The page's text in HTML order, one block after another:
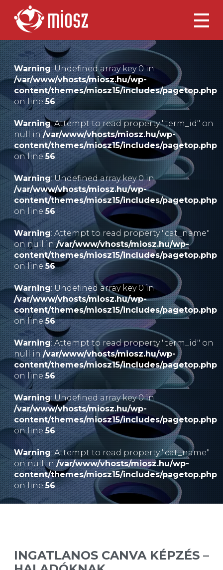
Warning: Undefined array key 0 in
/var/www/vhosts/miosz.hu/wp-
content/themes/miosz15/includes/pagetop.php
on line56
Warning: Attempt to read property "term_id" on
null in/var/www/vhosts/miosz.hu/wp-
content/themes/miosz15/includes/pagetop.php
on line56
Warning: Undefined array key 0 in
/var/www/vhosts/miosz.hu/wp-
content/themes/miosz15/includes/pagetop.php
on line56
Warning: Attempt to read property "cat_name"
on null in/var/www/vhosts/miosz.hu/wp-
content/themes/miosz15/includes/pagetop.php
on line56
Warning: Undefined array key 0 in
/var/www/vhosts/miosz.hu/wp-
content/themes/miosz15/includes/pagetop.php
on line56
Warning: Attempt to read property "term_id" on
null in /var/www/vhosts/miosz.hu/wp-
content/themes/miosz15/includes/pagetop.php
on line56
Warning: Undefined array key 0 in
/var/www/vhosts/miosz.hu/wp-
content/themes/miosz15/includes/pagetop.php
on line56
Warning: Attempt to read property "cat_name"
on null in/var/www/vhosts/miosz.hu/wp-
content/themes/miosz15/includes/pagetop.php
on line56
INGATLANOS CANVA KÉPZÉS –